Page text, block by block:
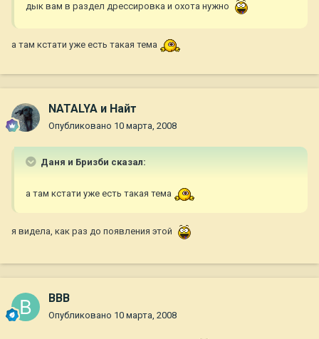
дык вам в раздел дрессировка и охота нужно
а там кстати уже есть такая тема
NATALYA и Найт
Опубликовано 10 марта, 2008
Даня и Бризби сказал:
а там кстати уже есть такая тема
я видела, как раз до появления этой
ВВВ
Опубликовано 10 марта, 2008